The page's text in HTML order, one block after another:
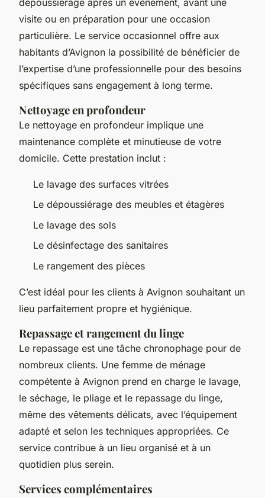
visite ou en préparation pour une occasion
particulière. Le service occasionnel offre aux
habitants d’Avignon la possibilité de bénéficier de
l’expertise d’une professionnelle pour des besoins
spécifiques sans engagement à long terme.
Nettoyage en profondeur
Le nettoyage en profondeur implique une
maintenance complète et minutieuse de votre
domicile. Cette prestation inclut :
Le lavage des surfaces vitrées
Le dépoussiérage des meubles et étagères
Le lavage des sols
Le désinfectage des sanitaires
Le rangement des pièces
C’est idéal pour les clients à Avignon souhaitant un
lieu parfaitement propre et hygiénique.
Repassage et rangement du linge
Le repassage est une tâche chronophage pour de
nombreux clients. Une femme de ménage
compétente à Avignon prend en charge le lavage,
le séchage, le pliage et le repassage du linge,
même des vêtements délicats, avec l’équipement
adapté et selon les techniques appropriées. Ce
service contribue à un lieu organisé et à un
quotidien plus serein.
Services complémentaires